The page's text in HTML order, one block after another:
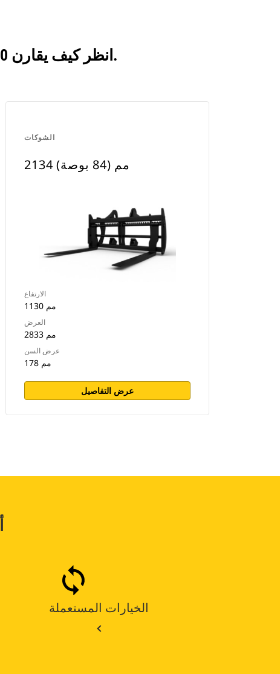
انظر كيف يقارن 1830 مم (72 بوصة) بالمنتجات التي تتم مقارنتها بشكل متكرر.
الشوكات
2134 مم (84 بوصة)
الارتفاع
1130 مم
العرض
2833 مم
عرض السن
178 مم
عرض التفاصيل
الخيارات المستعملة